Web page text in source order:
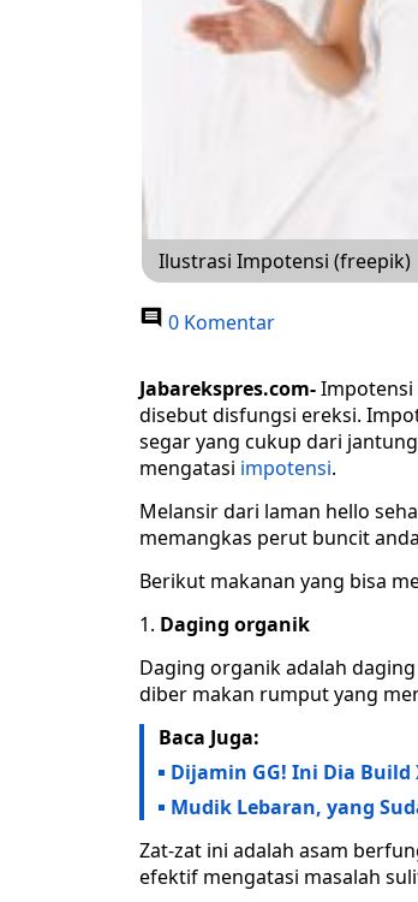
Ilustrasi Impotensi (freepik)
0 Komentar
Jabarekspres.com-Impotensi
disebut disfungsi ereksi.
segar yang cukup dari
mengatasi impotensi.
Melansir dari laman hello
memangkas perut buncit
Berikut makanan yang bisa
Daging organik
Daging organik adalah
diber makan rumput yang
Baca Juga:
Dijamin GG! Ini Dia Build
Mudik Lebaran, yang
Zat-zat ini adalah asam
efektif mengatasi masalah